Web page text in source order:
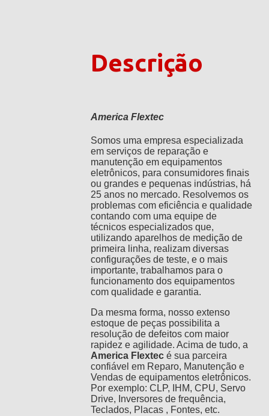
Descrição
America Flextec
Somos uma empresa especializada
em serviços de reparação e
manutenção em equipamentos
eletrônicos, para consumidores finais
ou grandes e pequenas indústrias, há
25 anos no mercado. Resolvemos os
problemas com eficiência e qualidade
contando com uma equipe de
técnicos especializados que,
utilizando aparelhos de medição de
primeira linha, realizam diversas
configurações de teste, e o mais
importante, trabalhamos para o
funcionamento dos equipamentos
com qualidade e garantia.
Da mesma forma, nosso extenso
estoque de peças possibilita a
resolução de defeitos com maior
rapidez e agilidade. Acima de tudo, a
America Flextec é sua parceira
confiável em Reparo, Manutenção e
Vendas de equipamentos eletrônicos.
Por exemplo: CLP, IHM, CPU, Servo
Drive, Inversores de frequência,
Teclados, Placas , Fontes, etc.